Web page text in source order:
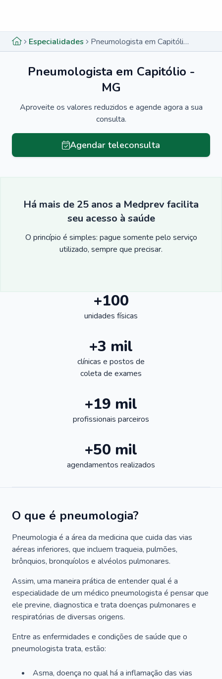
Especialidades Pneumologista em Capitólio - MG
Pneumologista em Capitólio -
MG
Aproveite os valores reduzidos e agende agora a sua
consulta.
Agendar teleconsulta
Há mais de 25 anos a Medprev facilita
seu acesso à saúde
O princípio é simples: pague somente pelo serviço
utilizado, sempre que precisar.
+100
unidades físicas
+3 mil
clínicas e postos de
coleta de exames
+19 mil
profissionais parceiros
+50 mil
agendamentos realizados
O que é pneumologia?
Pneumologia é a área da medicina que cuida das vias
aéreas inferiores, que incluem traqueia, pulmões,
brônquios, bronquíolos e alvéolos pulmonares.
Assim, uma maneira prática de entender qual é a
especialidade de um médico pneumologista é pensar que
ele previne, diagnostica e trata doenças pulmonares e
respiratórias de diversas origens.
Entre as enfermidades e condições de saúde que o
pneumologista trata, estão:
Asma, doença no qual há a inflamação das vias